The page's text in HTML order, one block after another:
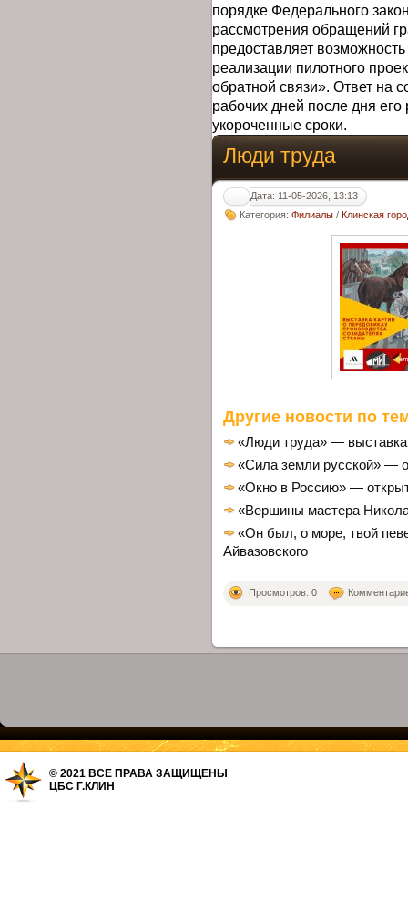
порядке Федерального
рассмотрения обращений
предоставляет
реализации пилотного
обратной связи». Ответ на
рабочих дней после дня
укороченные сроки.
Люди труда
Дата: 11-05-2026, 13:13
Категория: Филиалы / Клинская
Другие новости по
«Люди труда» — выставка
«Сила земли русской» —
«Окно в Россию» —
«Вершины мастера
«Он был, о море, твой
Айвазовского
Просмотров: 0
© 2021 ВСЕ ПРАВА ЗАЩИЩЕНЫ
ЦБС Г.КЛИН